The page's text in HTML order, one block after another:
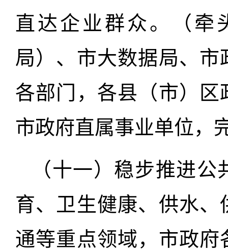
直达企业群众。（牵
局）、市大数据局、
各部门，各县（市）
市政府直属事业单位，
（十一）稳步推进
育、卫生健康、供水
通等重点领域，市政